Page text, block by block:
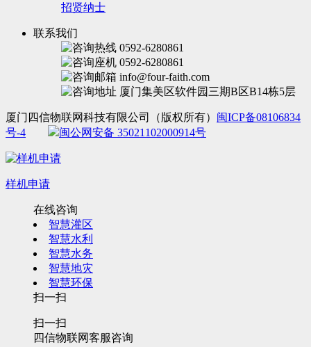
招贤纳士
联系我们
0592-6280861
0592-6280861
info@four-faith.com
厦门集美区软件园三期B区B14栋5层
厦门四信物联网科技有限公司（版权所有） 闽ICP备08106834
号-4
闽公网安备 35021102000914号
样机申请
在线咨询
智慧灌区
智慧水利
智慧水务
智慧地灾
智慧环保
扫一扫
扫一扫
四信物联网客服咨询